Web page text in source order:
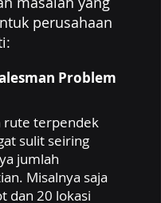
perusahaan
Problem
rute terpendek
sulit seiring
jumlah
Misalnya saja
dan 20 lokasi